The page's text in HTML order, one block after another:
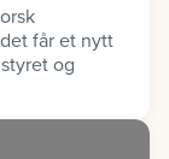
får et nytt
og